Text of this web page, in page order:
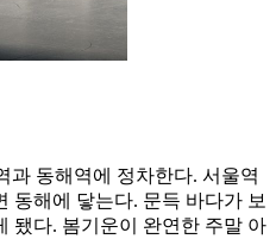
과 동해역에 정차한다. 서울역
동해에 닿는다. 문득 바다가 보
됐다. 봄기운이 완연한 주말 아